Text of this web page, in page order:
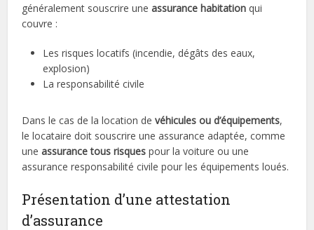
généralement souscrire uneassurance habitation qui
couvre :
Les risques locatifs (incendie, dégâts des eaux,
explosion)
La responsabilité civile
Dans le cas de la location devéhicules ou d’équipements,
le locataire doit souscrire une assurance adaptée, comme
uneassurance tous risques pour la voiture ou une
assurance responsabilité civile pour les équipements loués.
Présentation d’une attestation
d’assurance